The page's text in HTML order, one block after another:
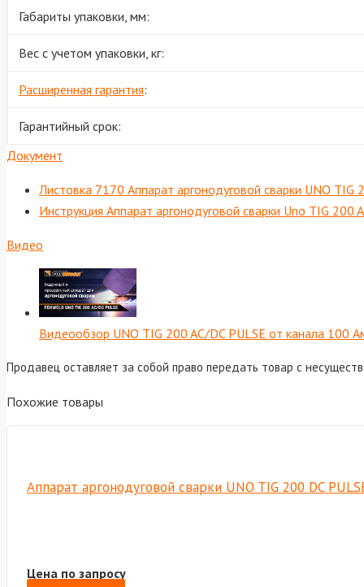
Габариты упаковки, мм:
Вес с учетом упаковки, кг:
Расширенная гарантия:
Гарантийный срок:
Документ
Листовка 7170 Аппарат аргонодуговой сварки UNO TIG
Инструкция Аппарат аргонодуговой сварки Uno TIG 200
Видео
Видеообзор UNO TIG 200 AC/DC PULSE от канала 100
Продавец оставляет за собой право передать товар с
Похожие товары
Аппарат аргонодуговой сварки UNO TIG 200 DC
Цена по запросу